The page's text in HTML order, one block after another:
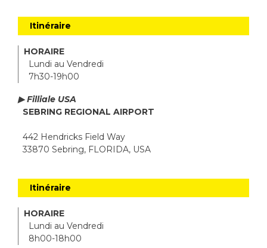
Itinéraire
HORAIRE
Lundi au Vendredi
7h30-19h00
▶ Filliale USA
SEBRING REGIONAL AIRPORT
442 Hendricks Field Way
33870 Sebring, FLORIDA, USA
Itinéraire
HORAIRE
Lundi au Vendredi
8h00-18h00